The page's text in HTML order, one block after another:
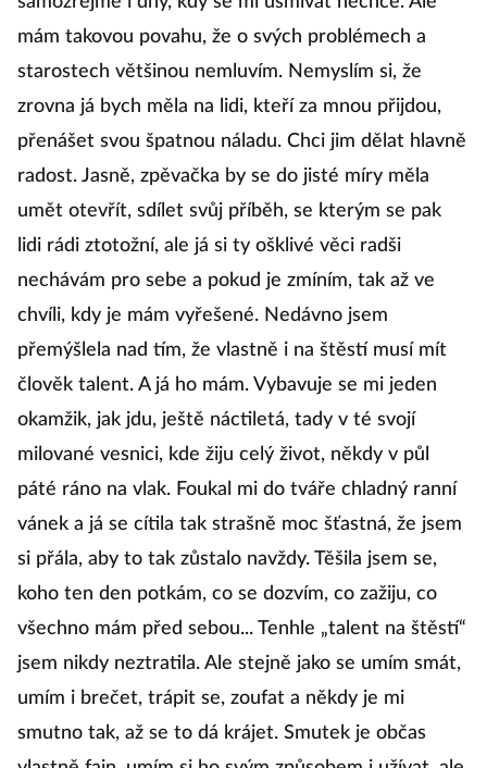
mám takovou povahu, že o svých problémech a
starostech většinou nemluvím. Nemyslím si, že
zrovna já bych měla na lidi, kteří za mnou přijdou,
přenášet svou špatnou náladu. Chci jim dělat hlavně
radost. Jasně, zpěvačka by se do jisté míry měla
umět otevřít, sdílet svůj příběh, se kterým se pak
lidi rádi ztotožní, ale já si ty ošklivé věci radši
nechávám pro sebe a pokud je zmíním, tak až ve
chvíli, kdy je mám vyřešené. Nedávno jsem
přemýšlela nad tím, že vlastně i na štěstí musí mít
člověk talent. A já ho mám. Vybavuje se mi jeden
okamžik, jak jdu, ještě náctiletá, tady v té svojí
milované vesnici, kde žiju celý život, někdy v půl
páté ráno na vlak. Foukal mi do tváře chladný ranní
vánek a já se cítila tak strašně moc šťastná, že jsem
si přála, aby to tak zůstalo navždy. Těšila jsem se,
koho ten den potkám, co se dozvím, co zažiju, co
všechno mám před sebou... Tenhle „talent na štěstí“
jsem nikdy neztratila. Ale stejně jako se umím smát,
umím i brečet, trápit se, zoufat a někdy je mi
smutno tak, až se to dá krájet. Smutek je občas